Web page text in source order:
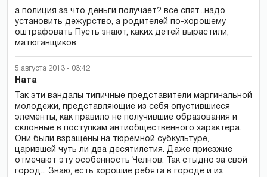
а полиция за что деньги получает? все спят...надо
установить дежурство, а родителей по-хорошему
оштрафовать Пусть знают, каких детей вырастили,
матюганщиков.
5 августа 2013 - 03:42
Ната
Так эти вандалы типичные представители маргинальной
молодежи, представляющие из себя опустившиеся
элементы, как правило не получившие образования и
склонные в поступкам антиобщественного характера.
Они были взращены на тюремной субкультуре,
царившей чуть ли два десятилетия. Даже приезжие
отмечают эту особенность Челнов. Так стыдно за свой
город... Знаю, есть хорошие ребята в городе и их